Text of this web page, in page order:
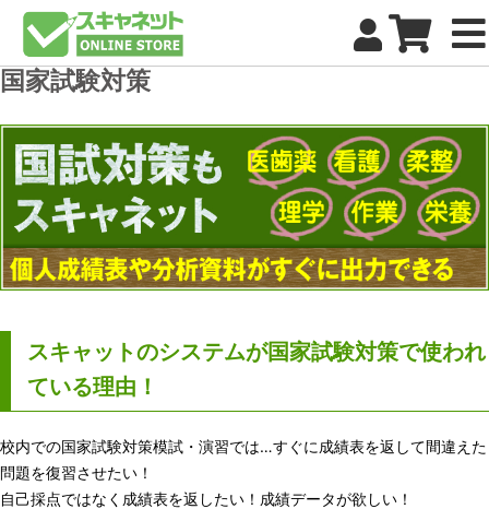
国家試験対策
スキャットのシステムが国家試験対策で使われ
ている理由！
校内での国家試験対策模試・演習では…すぐに成績表を返して間違えた
問題を復習させたい！
自己採点ではなく成績表を返したい！成績データが欲しい！